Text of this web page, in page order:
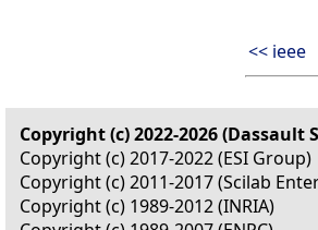
<< ieee
Copyright (c) 2022-2026 (Dassault
Copyright (c) 2017-2022 (ESI Group)
Copyright (c) 2011-2017 (Scilab
Copyright (c) 1989-2012 (INRIA)